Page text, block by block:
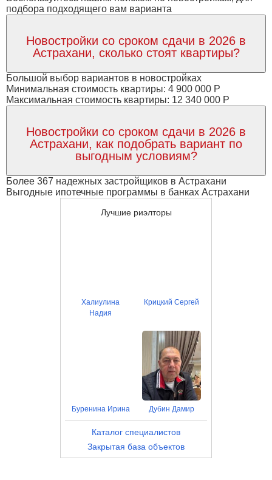
подбора подходящего вам варианта
Новостройки со сроком сдачи в 2026 в
Астрахани, сколько стоят квартиры?
Большой выбор вариантов в новостройках
Минимальная стоимость квартиры: 4 900 000 Р
Максимальная стоимость квартиры: 12 340 000 Р
Новостройки со сроком сдачи в 2026 в
Астрахани, как подобрать вариант по
выгодным условиям?
Более 367 надежных застройщиков в Астрахани
Выгодные ипотечные программы в банках Астрахани
Лучшие риэлторы
Халиулина
Надия
Крицкий Сергей
Буренина Ирина Дубин Дамир
Каталог специалистов
Закрытая база объектов